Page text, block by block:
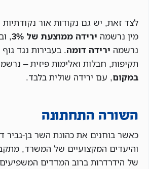
לצד זאת, יש גם נקודות אור נקודתיות
מין נרשמה ירידה ממוצעת של 3%
,
נרשמה ירידה דומה. בעבירות נגד
תקיפות, חבלות ואלימות פיזית –
במקום, עם ירידה שולית בלבד.
השורה התחתונה
כאשר בוחנים את כהונת השר בן-גביר
והיעדים המקצועיים של המשרד,
של הידרדרות ברוב המדדים